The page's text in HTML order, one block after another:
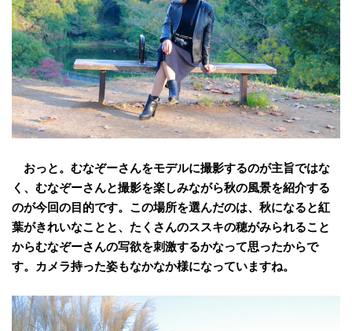
おっと。むなぞーさんをモデルに撮影するのが主旨ではな
く、むなぞーさんと撮影を楽しみながら秋の風景を紹介する
のが今回の目的です。この場所を選んだのは、秋になると紅
葉がきれいなことと、たくさんのススキの穂がみられること
からむなぞーさんの写欲を刺激するかなって思ったからで
す。カメラ持った姿もなかなか様になっていますね。